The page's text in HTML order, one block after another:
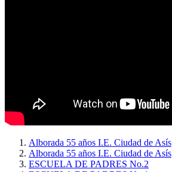
Alborada 55 años I.E. Ciudad de Asís
Alborada 55 años I.E. Ciudad de Asís
ESCUELA DE PADRES No.2